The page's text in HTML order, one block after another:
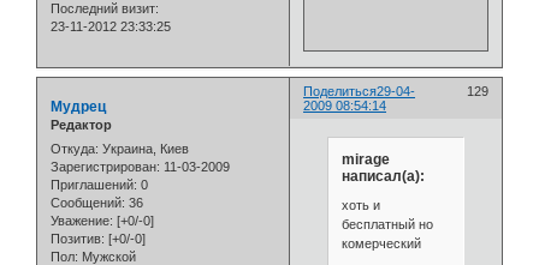
Последний визит:
23-11-2012 23:33:25
Поделиться 129
29-04-
2009 08:54:14
Мудрец
Редактор
Откуда: Украина, Киев
Зарегистрирован: 11-03-2009
Приглашений: 0
Сообщений: 36
Уважение: [+0/-0]
Позитив: [+0/-0]
Пол: Мужской
mirage
написал(а):
хоть и
бесплатный но
комерческий